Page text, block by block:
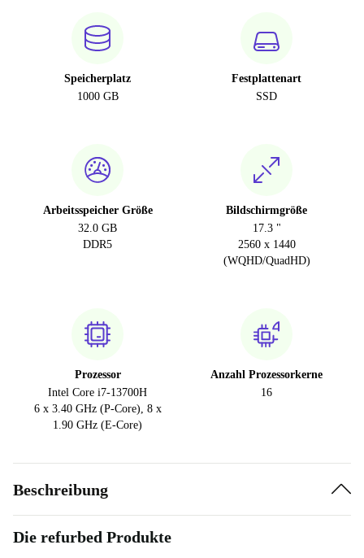
Speicherplatz
1000 GB
Festplattenart
SSD
Arbeitsspeicher Größe
32.0 GB
DDR5
Bildschirmgröße
17.3 "
2560 x 1440
(WQHD/QuadHD)
Prozessor
Intel Core i7-13700H
6 x 3.40 GHz (P-Core), 8 x
1.90 GHz (E-Core)
Anzahl Prozessorkerne
16
Beschreibung
Die refurbed Produkte